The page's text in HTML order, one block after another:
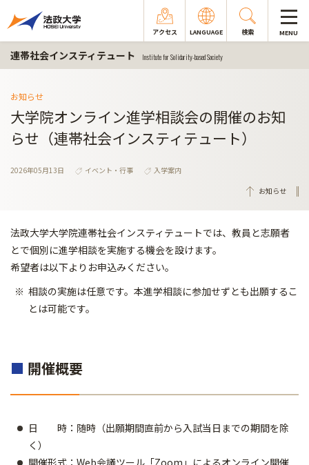
アクセス LANGUAGE 検索 MENU
連帯社会インスティテュート Institute for Solidarity-based Society
お知らせ
大学院オンライン進学相談会の開催のお知
らせ（連帯社会インスティテュート）
2026年05月13日 イベント・行事
入学案内
お知らせ
法政大学大学院連帯社会インスティテュートでは、教員と志願者
とで個別に進学相談を実施する機会を設けます。
希望者は以下よりお申込みください。
相談の実施は任意です。本進学相談に参加せずとも出願するこ
とは可能です。
■ 開催概要
日 時：随時（出願期間直前から入試当日までの期間を除
く）
開催形式：Web会議ツール「Zoom」によるオンライン開催